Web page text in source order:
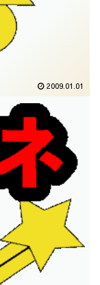
2009.01.01